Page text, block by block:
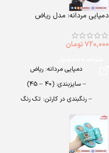
دمپایی مردانه: مدل ریاض
720,000تومان
دمپایی مردانه: ریاض
– سایزبندی: (40 – 45)
– رنگبندی در کارتن: تک رنگ
– تعداد در کارتن: 8 جفت